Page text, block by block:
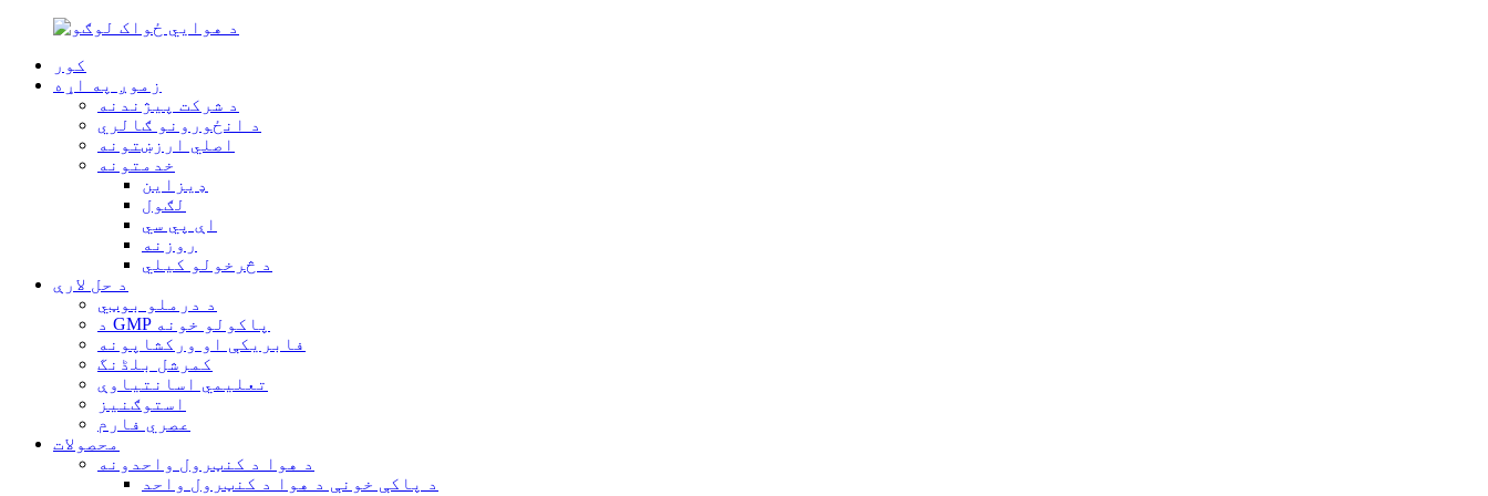
کور
زموږ په اړه
د شرکت پیژندنه
د انځورونو ګالري
اصلي ارزښتونه
خدمتونه
ډیزاین
لګول
اې پي سي
روزنه
د څرخولو کیلي
د حل لارې
د درملو بوټي
د GMP پاکولو خونه
فابریکې او ورکشاپونه
کمرشل بلڈنگ
تعلیمي اسانتیاوې
استوګنیز
عصري فارم
محصولات
د هوا د کنټرول واحدونه
د پاکې خونې د هوا د کنټرول واحد